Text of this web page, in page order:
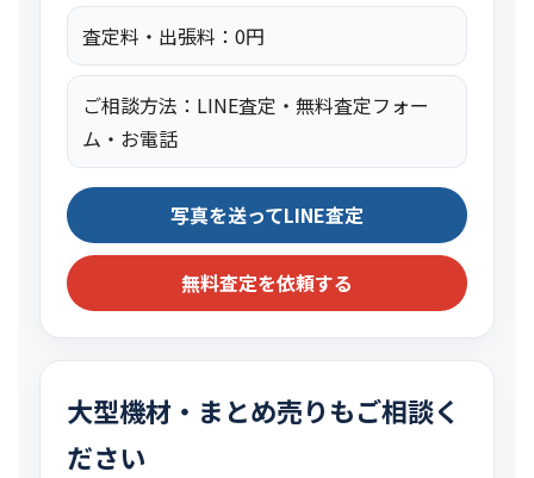
査定料・出張料：0円
ご相談方法：LINE査定・無料査定フォー
ム・お電話
写真を送ってLINE査定
無料査定を依頼する
大型機材・まとめ売りもご相談く
ださい